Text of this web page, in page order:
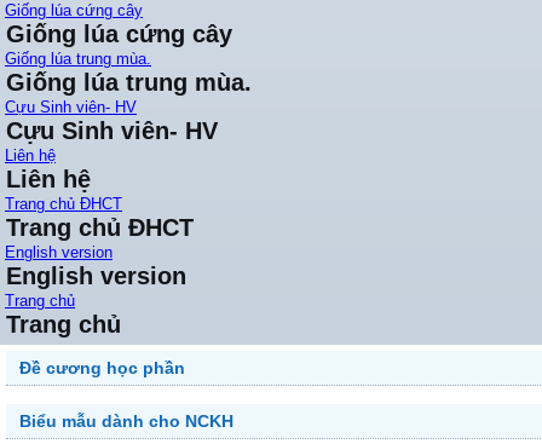
Giống lúa cứng cây
Giống lúa cứng cây
Giống lúa trung mùa.
Giống lúa trung mùa.
Cựu Sinh viên- HV
Cựu Sinh viên- HV
Liên hệ
Liên hệ
Trang chủ ĐHCT
Trang chủ ĐHCT
English version
English version
Trang chủ
Trang chủ
Đề cương học phần
Biểu mẫu dành cho NCKH